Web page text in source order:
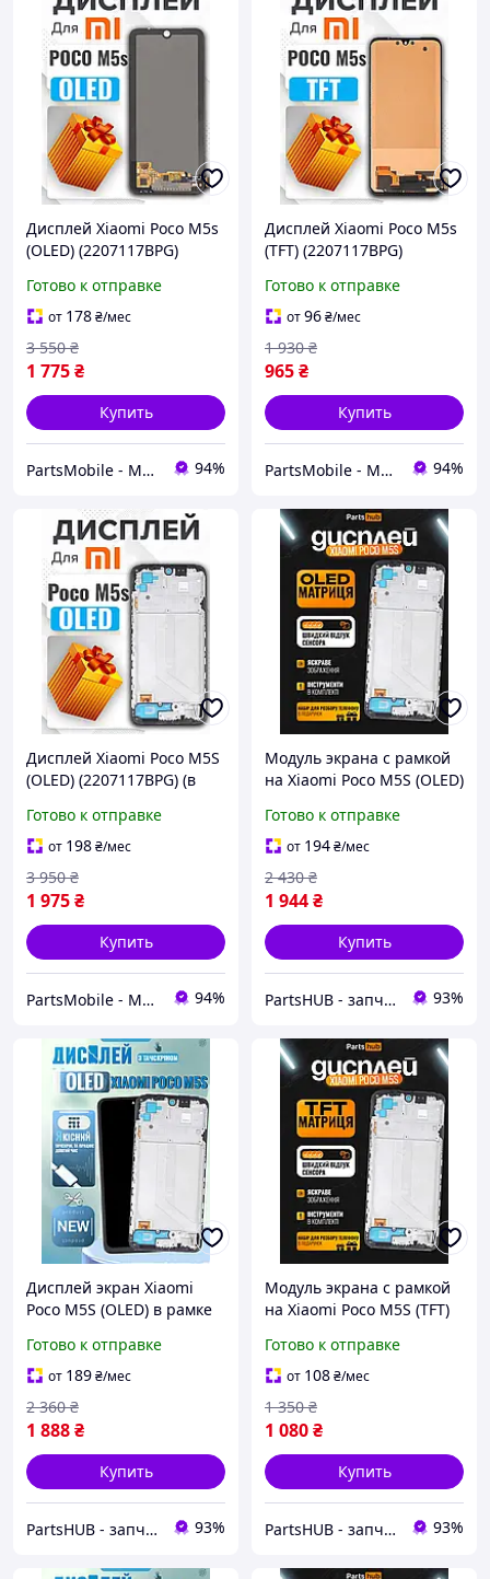
Дисплей Xiaomi Poco M5s
(OLED) (2207117BPG)
на Ксиоми Поко М5с
Готово к отправке
от 178₴/мес
1 775₴
3 550 ₴
Купить
PartsMobile - Магазин запчастин (телефони, планшети, ноутбуки) 94%
Дисплей Xiaomi Poco M5s
(TFT) (2207117BPG)
на Ксиоми Поко М5с
Готово к отправке
от96₴/мес
965₴
1 930 ₴
Купить
PartsMobile - Магазин запчастин (телефони, планшети, ноутбуки) 94%
Дисплей Xiaomi Poco M5S
(OLED) (2207117BPG) (в
качества, экран на
Ксиоми Поко М5С
Готово к отправке
от 198₴/мес
1 975₴
3 950 ₴
Купить
PartsMobile - Магазин запчастин (телефони, планшети, ноутбуки) 94%
Модуль экрана с рамкой
на Xiaomi Poco M5S (OLED)
(экран, сенсор) в сборе
Ксиоми Поко М5С (в
подарок наборчик)
Готово к отправке
от 194₴/мес
1 944₴
2 430 ₴
Купить
PartsHUB - запчастини на Телефони (Дисплей / Акумулятор / Шлейф-Плати) 93%
Дисплей экран Xiaomi
Poco M5S (OLED) в рамке
сенсор в сборе, Модуль
Ксиоми Поко М5С
Готово к отправке
от 189₴/мес
1 888₴
2 360 ₴
Купить
PartsHUB - запчастини на Телефони (Дисплей / Акумулятор / Шлейф-Плати) 93%
Модуль экрана с рамкой
на Xiaomi Poco M5S (TFT)
(экран, сенсор) в сборе
Ксиоми Поко М5С (в
подарок наборчик)
Готово к отправке
от 108₴/мес
1 080₴
1 350 ₴
Купить
PartsHUB - запчастини на Телефони (Дисплей / Акумулятор / Шлейф-Плати) 93%